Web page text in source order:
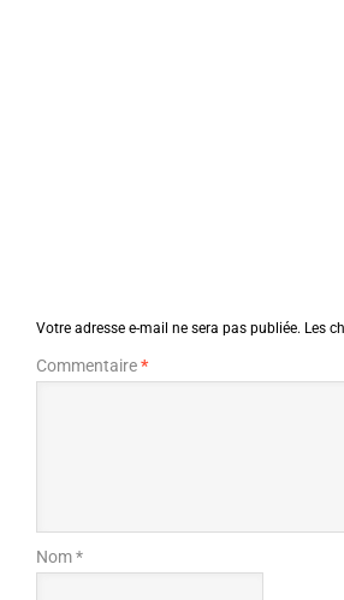
Votre adresse e-mail ne sera pas publiée. Les
Commentaire*
Nom *